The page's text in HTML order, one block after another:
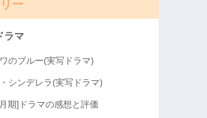
ー
ラマ
のブルー(実写ドラマ)
シンデレラ(実写ドラマ)
期]ドラマの感想と評価